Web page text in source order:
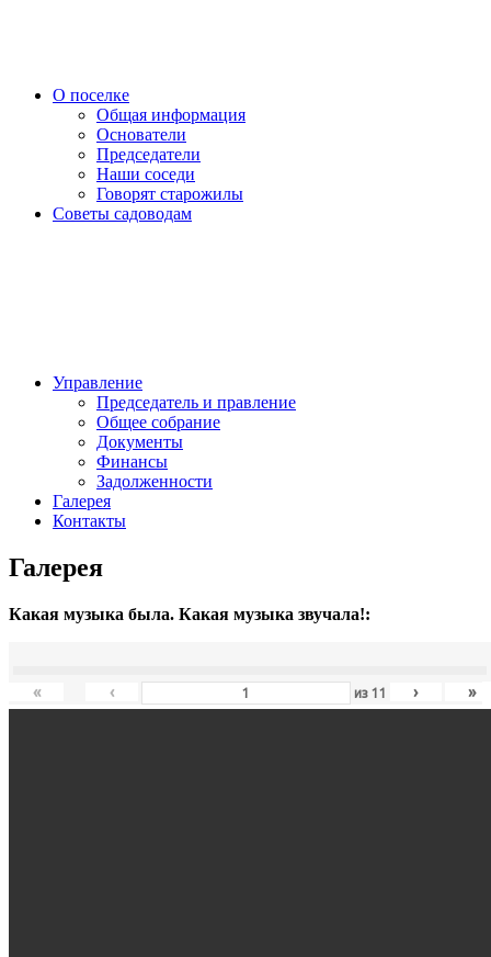
О поселке
Общая информация
Основатели
Председатели
Наши соседи
Говорят старожилы
Советы садоводам
Управление
Председатель и правление
Общее собрание
Документы
Финансы
Задолженности
Галерея
Контакты
Галерея
Какая музыка была. Какая музыка звучала!:
« ‹ из 11 › »